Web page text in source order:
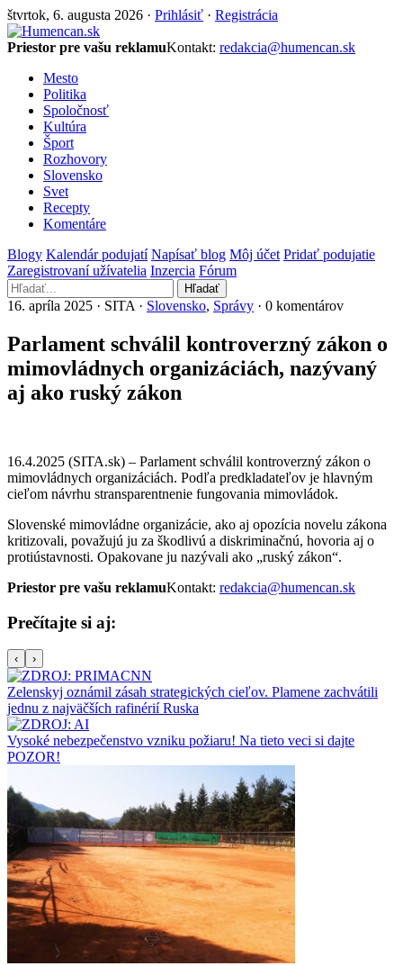
štvrtok, 6. augusta 2026 · Prihlásiť · Registrácia
Priestor pre vašu reklamuKontakt: redakcia@humencan.sk
Mesto
Politika
Spoločnosť
Kultúra
Šport
Rozhovory
Slovensko
Svet
Recepty
Komentáre
Blogy Kalendár podujatí Napísať blog Môj účet Pridať podujatie
Zaregistrovaní užívatelia Inzercia Fórum
Hľadať
16. apríla 2025 · SITA · Slovensko, Správy · 0 komentárov
Parlament schválil kontroverzný zákon o
mimovládnych organizáciách, nazývaný
aj ako ruský zákon
16.4.2025 (SITA.sk) – Parlament schválil kontroverzný zákon o
mimovládnych organizáciách. Podľa predkladateľov je hlavným
cieľom návrhu stransparentnenie fungovania mimovládok.
Slovenské mimovládne organizácie, ako aj opozícia novelu zákona
kritizovali, považujú ju za škodlivú a diskriminačnú, hovoria aj o
protiústavnosti. Opakovane ju nazývali ako „ruský zákon“.
Priestor pre vašu reklamuKontakt: redakcia@humencan.sk
Prečítajte si aj:
‹ ›
Zelenskyj oznámil zásah strategických cieľov. Plamene zachvátili
jednu z najväčších rafinérií Ruska
Vysoké nebezpečenstvo vzniku požiaru! Na tieto veci si dajte
POZOR!